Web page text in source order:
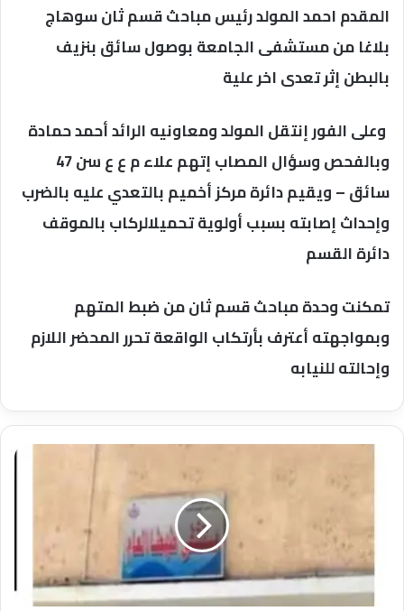
المقدم احمد المولد رئيس مباحث قسم ثان سوهاج
بلاغا من مستشفى الجامعة بوصول سائق بنزيف
بالبطن إثر تعدى اخر علية
وعلى الفور إنتقل المولد ومعاونيه الرائد أحمد حمادة
وبالفحص وسؤال المصاب إتهم علاء م ع ع سن 47
سائق – ويقيم دائرة مركز أخميم بالتعدي عليه بالضرب
وإحداث إصابته بسبب أولوية تحميلالركاب بالموقف
دائرة القسم
تمكنت وحدة مباحث قسم ثان من ضبط المتهم
وبمواجهته أعترف بأرتكاب الواقعة تحرر المحضر اللازم
وإحالته للنيابه
الصحه
لمستشفى
طهطا